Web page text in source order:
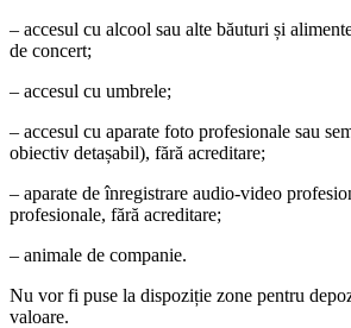
– accesul cu alcool sau alte băuturi și
de concert;
– accesul cu umbrele;
– accesul cu aparate foto profesionale sau
obiectiv detașabil), fără acreditare;
– aparate de înregistrare audio-video
profesionale, fără acreditare;
– animale de companie.
Nu vor fi puse la dispoziție zone pentru
valoare.